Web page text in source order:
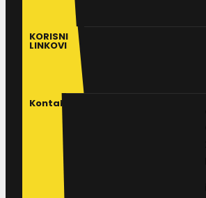
KORISNI
LINKOVI
Kontakt